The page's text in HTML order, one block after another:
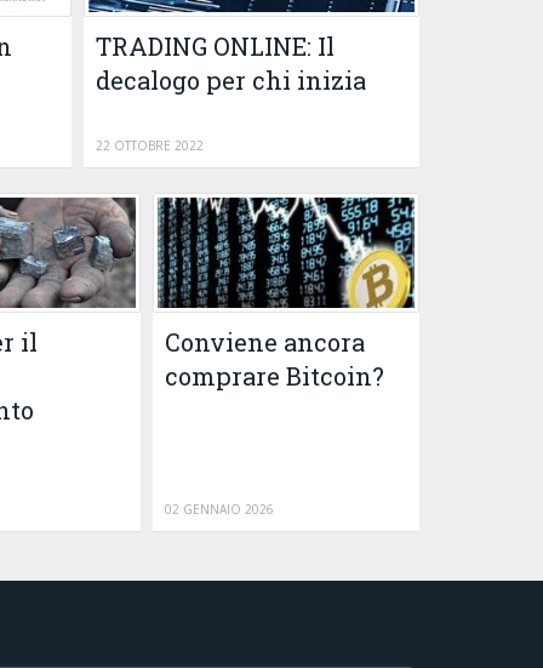
TRADING ONLINE: Il
decalogo per chi inizia
22 OTTOBRE 2022
il
Conviene ancora
comprare Bitcoin?
02 GENNAIO 2026